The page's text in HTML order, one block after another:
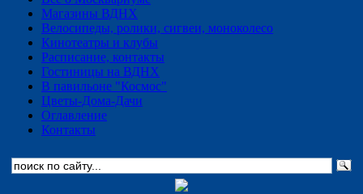
Магазины ВДНХ
Велосипеды, ролики, сигвеи, моноколесо
Кинотеатры и клубы
Расписание, контакты
Гостиницы на ВДНХ
В павильоне "Космос"
Цветы-Дома-Дачи
Оглавление
Контакты